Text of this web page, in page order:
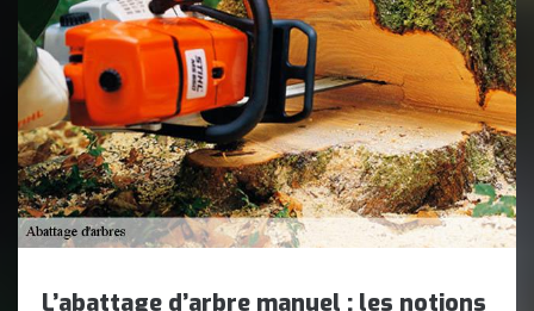
L’abattage d’arbre manuel : les notions